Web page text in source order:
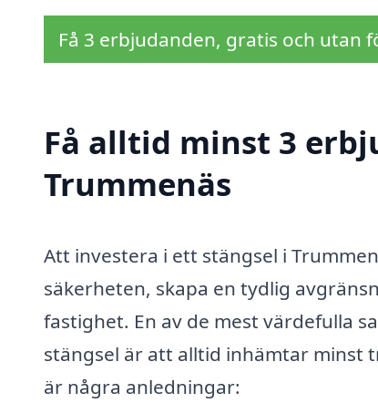
Få 3 erbjudanden, gratis och utan
Få alltid minst 3
Trummenäs
Att investera i ett stängsel i
säkerheten, skapa en tydlig
fastighet. En av de mest värdefulla
stängsel är att alltid inhämtar minst
är några anledningar: